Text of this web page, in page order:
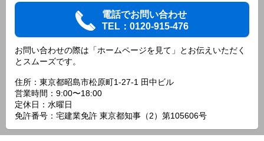
電話でお問い合わせ
TEL：0120-915-476
お問い合わせの際は「ホームページを見て」とお伝えいただく
とスムーズです。
住所：東京都昭島市松原町1-27-1 田中ビル
営業時間：9:00〜18:00
定休日：水曜日
免許番号：宅建業免許 東京都知事（2）第105606号